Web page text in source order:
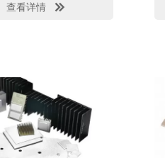
力减至最小。于是，设备
的热力性能。
查看详情 